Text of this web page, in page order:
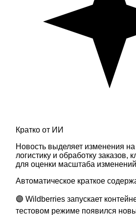
Кратко от ИИ
Новость выделяет изменения
логистику и обработку
для оценки масштаба
Автоматическое краткое
🟣 Wildberries запускает
тестовом режиме появился